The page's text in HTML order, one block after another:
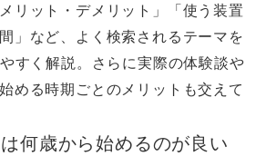
リット・デメリット」「使う装置
」など、よく検索されるテーマを
すく解説。さらに実際の体験談や
める時期ごとのメリットも交えて
何歳から始めるのが良い